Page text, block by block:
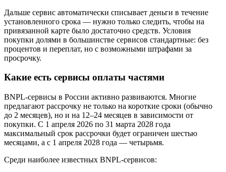
Дальше сервис автоматически списывает деньги в течение
установленного срока — нужно только следить, чтобы на
привязанной карте было достаточно средств. Условия
покупки долями в большинстве сервисов стандартные: без
процентов и переплат, но с возможными штрафами за
просрочку.
Какие есть сервисы оплаты частями
BNPL-сервисы в России активно развиваются. Многие
предлагают рассрочку не только на короткие сроки (обычно
до 2 месяцев), но и на 12–24 месяцев в зависимости от
покупки. С 1 апреля 2026 по 31 марта 2028 года
максимальный срок рассрочки будет ограничен шестью
месяцами, а с 1 апреля 2028 года — четырьмя.
Среди наиболее известных BNPL-сервисов: